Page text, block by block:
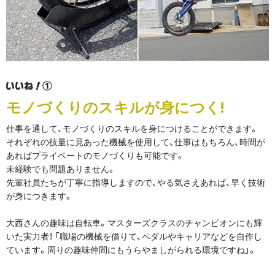
モノづくりのスキルが身につく!
仕事を通して、モノづくりのスキルを身につけることができます。
それぞれの技量に見あった機械を使用して、仕事はもちろん、時間が
あればプライベートのモノづくりも可能です。
未経験でも問題ありません。
先輩社員たちが丁寧に指導しますので、やる気さえあれば、早く技術
が身につきます。
大西さんの趣味は自転車。マスターズクラスのチャンピオンにも輝
いた実力者！ 「職場の機械を借りて、ペダルやキャリアなどを自作し
ています。周りの趣味仲間にもうらやましがられる環境ですね」。